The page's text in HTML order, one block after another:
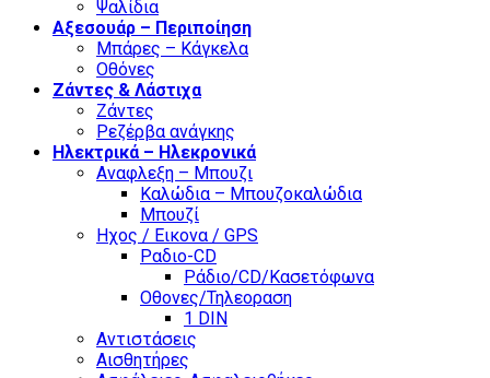
Ψαλίδια
Αξεσουάρ – Περιποίηση
Μπάρες – Κάγκελα
Οθόνες
Ζάντες & Λάστιχα
Ζάντες
Ρεζέρβα ανάγκης
Ηλεκτρικά – Ηλεκρονικά
Αναφλεξη – Μπουζι
Καλώδια – Μπουζοκαλώδια
Μπουζί
Ηχος / Εικονα / GPS
Ραδιο-CD
Ράδιο/CD/Κασετόφωνα
Οθονες/Τηλεοραση
1 DIN
Αντιστάσεις
Αισθητήρες